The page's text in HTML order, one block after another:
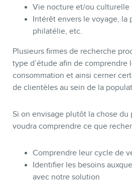
Vie nocture et/ou culturelle
Intérêt envers le voyage, la
philatélie, etc.
Plusieurs firmes de recherche
type d’étude afin de comprendre
consommation et ainsi cerner
de clientèles au sein de la
Si on envisage plutôt la chose du
voudra comprendre ce que
Comprendre leur cycle de
Identifier les besoins
avec notre solution